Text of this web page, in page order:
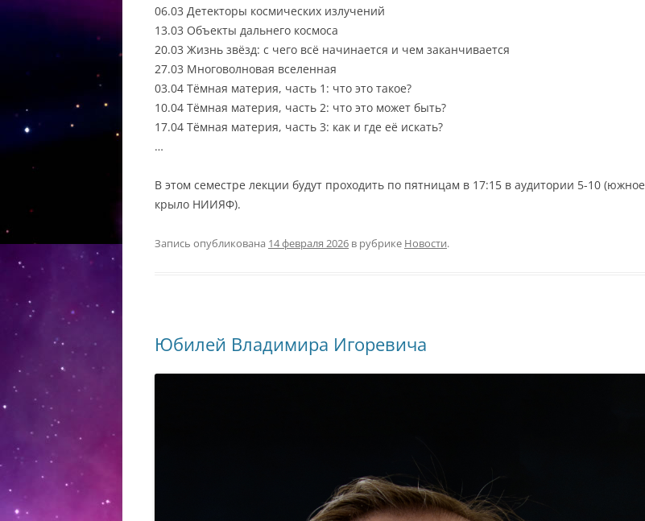
06.03 Детекторы космических излучений
13.03 Объекты дальнего космоса
20.03 Жизнь звёзд: с чего всё начинается и чем заканчивается
27.03 Многоволновая вселенная
03.04 Тёмная материя, часть 1: что это такое?
10.04 Тёмная материя, часть 2: что это может быть?
17.04 Тёмная материя, часть 3: как и где её искать?
…
В этом семестре лекции будут проходить по пятницам в 17:15 в аудитории 5-10 (южное
крыло НИИЯФ).
Запись опубликована 14 февраля 2026 в рубрике Новости.
Юбилей Владимира Игоревича